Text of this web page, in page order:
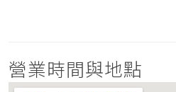
營業時間與地點